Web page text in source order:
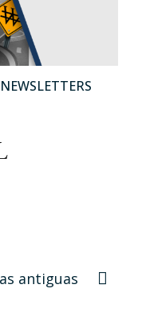
NEWSLETTERS
antiguas